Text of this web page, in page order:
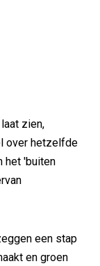
zien,
over hetzelfde
het 'buiten
een stap
en groen